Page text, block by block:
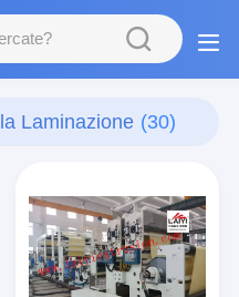
Laminazione (30)